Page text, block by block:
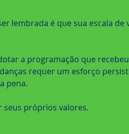
lembrada é que sua escala de
a programação que
requer um esforço
pena.
seus próprios valores.